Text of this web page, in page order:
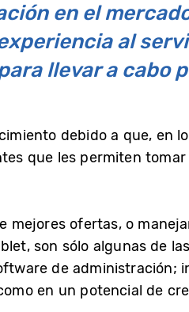
en el
al
llevar a cabo
debido a que, en
que les permiten
mejores ofertas, o
son sólo algunas de
de administración;
en un potencial de